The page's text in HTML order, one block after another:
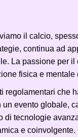
il calcio,
continua ad
La passione per
fisica e mentale
regolamentari che
evento globale,
tecnologie
e coinvolgente.